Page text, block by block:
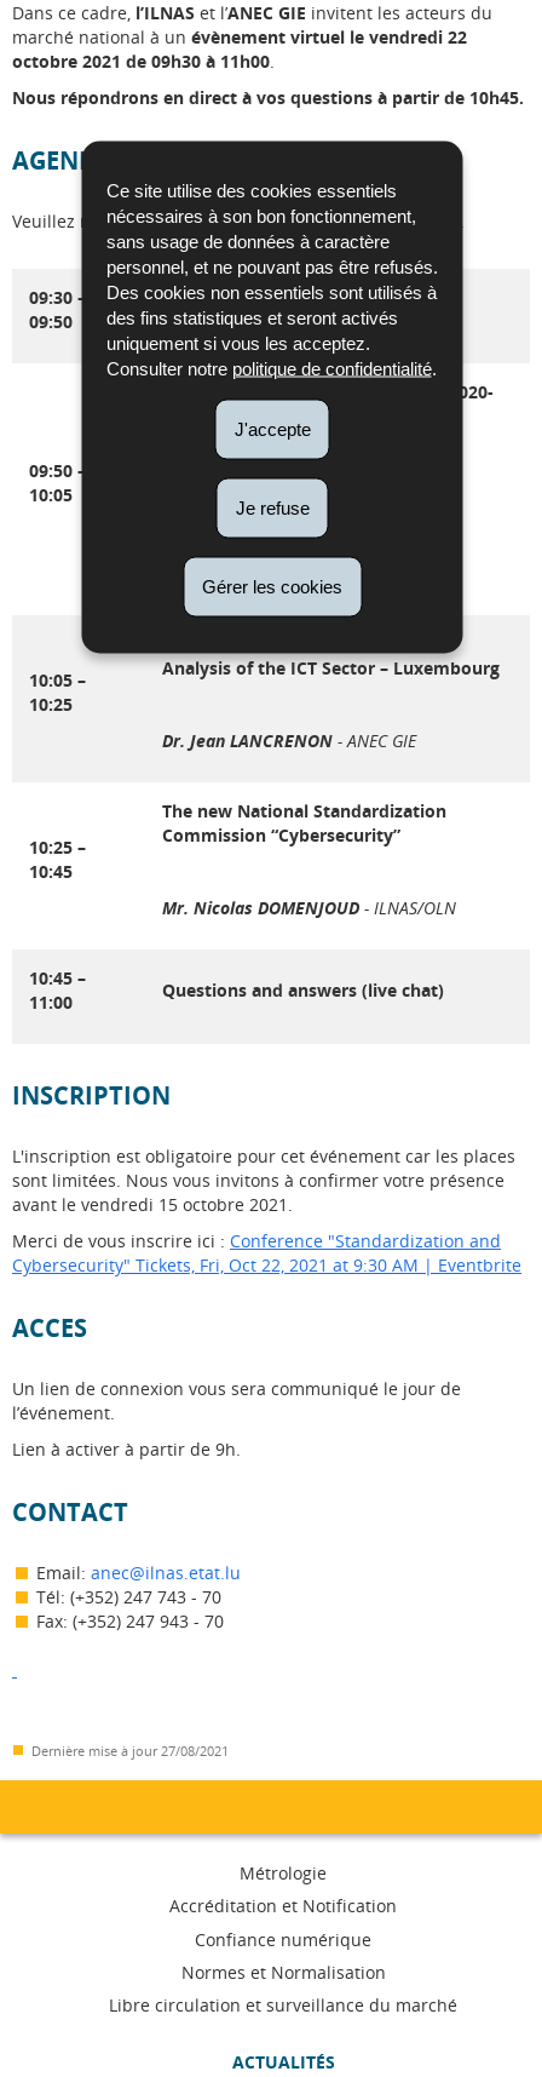
Ce site utilise des cookies essentiels
nécessaires à son bon fonctionnement,
sans usage de données à caractère
personnel, et ne pouvant pas être refusés.
Des cookies non essentiels sont utilisés à
des fins statistiques et seront activés
uniquement si vous les acceptez.
Consulter notre politique de confidentialité.
J'accepte
Je refuse
Gérer les cookies
Dans ce cadre, l’ILNAS et l’ANEC GIE invitent les acteurs du
marché national à un évènement virtuel le vendredi 22
octobre 2021 de 09h30 à 11h00.
Nous répondrons en direct à vos questions à partir de 10h45.
AGENDA
Veuillez noter que l'événement se déroulera en anglais.
09:30 –
09:50
Welcome of the participants
09:50 –
10:05
National standardization strategy 2020-
2030 - Focus on ICT technical
standardization
Dr. Jean-Philippe HUMBERT
ILNAS/Direction
Mr. Jérôme HOEROLD
- ILNAS/OLN
10:05 –
10:25
Analysis of the ICT Sector – Luxembourg
Dr. Jean LANCRENON - ANEC GIE
10:25 –
10:45
The new National Standardization
Commission “Cybersecurity”
Mr. Nicolas DOMENJOUD- ILNAS/OLN
10:45 –
11:00
Questions and answers (live chat)
INSCRIPTION
L'inscription est obligatoire pour cet événement car les places
sont limitées. Nous vous invitons à confirmer votre présence
avant le vendredi 15 octobre 2021.
Merci de vous inscrire ici : Conference "Standardization and
Cybersecurity" Tickets, Fri, Oct 22, 2021 at 9:30 AM | Eventbrite
ACCES
Un lien de connexion vous sera communiqué le jour de
l’événement.
Lien à activer à partir de 9h.
CONTACT
Email:anec@ilnas.etat.lu
Tél: (+352) 247 743 - 70
Fax: (+352) 247 943 - 70
Dernière mise à jour 27/08/2021
navigation
Métrologie
Accréditation et Notification
Confiance numérique
Normes et Normalisation
Libre circulation et surveillance du marché
ACTUALITÉS